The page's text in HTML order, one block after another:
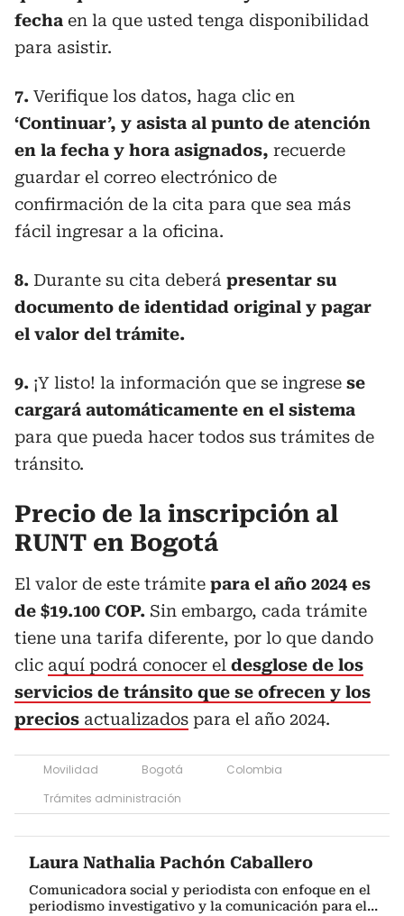
fecha en la que usted tenga disponibilidad
para asistir.
7. Verifique los datos, haga clic en
‘Continuar’, y asista al punto de atención
en la fecha y hora asignados, recuerde
guardar el correo electrónico de
confirmación de la cita para que sea más
fácil ingresar a la oficina.
8. Durante su cita deberá presentar su
documento de identidad original y pagar
el valor del trámite.
9. ¡Y listo! la información que se ingrese se
cargará automáticamente en el sistema
para que pueda hacer todos sus trámites de
tránsito.
Precio de la inscripción al
RUNT en Bogotá
El valor de este trámite para el año 2024 es
de $19.100 COP. Sin embargo, cada trámite
tiene una tarifa diferente, por lo que dando
clic aquí podrá conocer el desglose de los
servicios de tránsito que se ofrecen y los
precios actualizados para el año 2024.
Movilidad Bogotá
Colombia
Trámites administración
Laura Nathalia Pachón Caballero
Comunicadora social y periodista con enfoque en el
periodismo investigativo y la comunicación para el...